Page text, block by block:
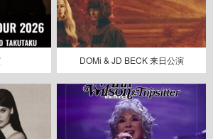
DOMi & JD BECK 来日公演